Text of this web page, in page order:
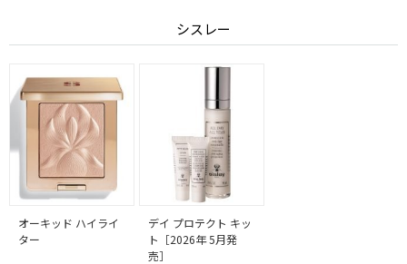
シスレー
オーキッド ハイライ
ター
デイ プロテクト キッ
ト［2026年 5月発
売］